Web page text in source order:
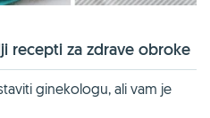
recepti za zdrave obroke
ginekologu, ali vam je